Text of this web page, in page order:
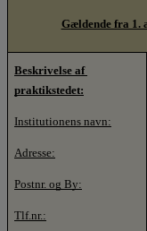
Gældende fra 1.
Beskrivelse af
praktikstedet:
Institutionens navn:
Adresse:
Postnr. og By:
Tlf.nr.: